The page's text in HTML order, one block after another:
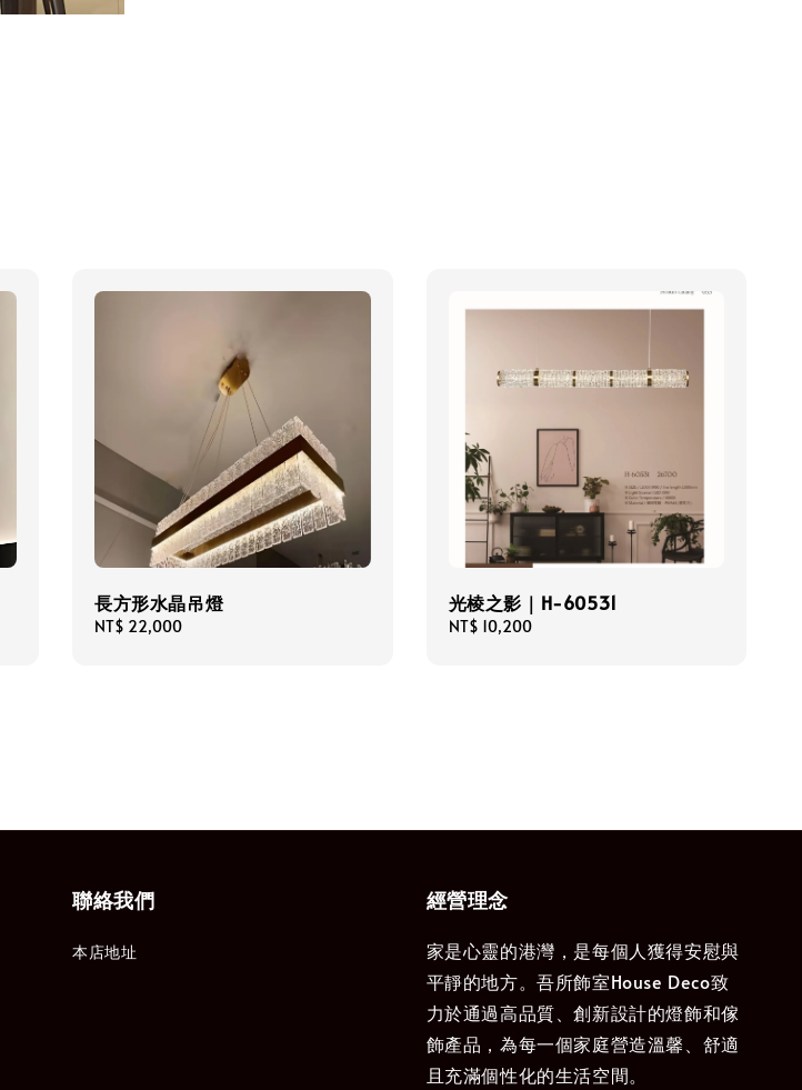
長方形水晶吊燈
Regular
NT$ 22,000
光棱之影｜H-60531
Regular
NT$ 10,200
聯絡我們
本店地址
經營理念
家是心靈的港灣，是每個人獲得安慰與
平靜的地方。吾所飾室House Deco致
力於通過高品質、創新設計的燈飾和傢
飾產品，為每一個家庭營造溫馨、舒適
且充滿個性化的生活空間。